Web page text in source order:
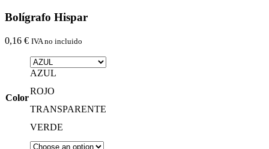
Bolígrafo Hispar
0,16 € IVA no incluido
Color
AZUL
ROJO
TRANSPARENTE
VERDE